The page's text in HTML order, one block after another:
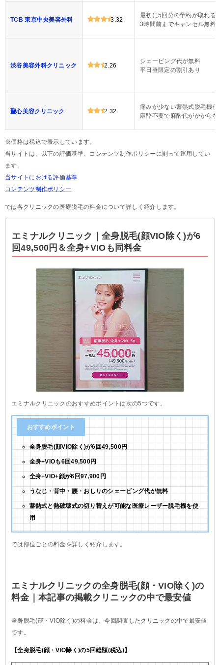
TCB 東京中央美容外科 3.32
最初に5回分の予約が取れる
3時間前までキャンセル無料
渋谷美容外科クリニック 2.26
シェービング代が無料
平日昼限定の割引あり
聖心美容クリニック 2.32
痛みが少ない蓄熱式脱毛機使
麻酔不要で麻酔代がかからな
※価格は税込で表示しています。
当サイトは、以下の評価基準、コンテンツ制作ポリシーに則って運用してい
ます。
当サイトにおける評価基準
コンテンツ制作ポリシー
では各クリニックの医療脱毛の料金について詳しく紹介します。
エミナルクリニック｜全身脱毛(顔VIO除く)が6
回49,500円＆全身+VIOも同料金
エミナルクリニックのおすすめポイントは次の5つです。
おすすめポイント
全身脱毛(顔VIO除く)が6回49,500円
全身+VIOも6回49,500円
全身+VIO+顔が6回97,900円
うなじ・背中・腰・おしりのシェービング代が無料
蓄熱式と熱破壊式の切り替えが可能な医療レーザー脱毛機を使
用
では部位ごとの料金を詳しく紹介します。
エミナルクリニックの全身脱毛(顔・VIO除く)の
料金｜本記事の掲載クリニックの中で最安値
全身脱毛(顔・VIO除く)の料金は、今回調査したクリニックの中で最安値
です。
【全身脱毛(顔・VIO除く)の5回総額(税込)】